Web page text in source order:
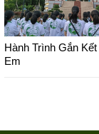
Hành Trình Gắn
Em